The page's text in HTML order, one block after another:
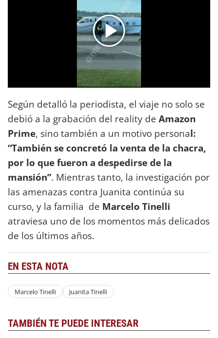
Según detalló la periodista, el viaje no solo se
debió a la grabación del reality de Amazon
Prime, sino también a un motivo personal:
“También se concretó la venta de la chacra,
por lo que fueron a despedirse de la
mansión”. Mientras tanto, la investigación por
las amenazas contra Juanita continúa su
curso, y la familia de Marcelo Tinelli
atraviesa uno de los momentos más delicados
de los últimos años.
EN ESTA NOTA
Marcelo Tinelli Juanita Tinelli
TAMBIÉN TE PUEDE INTERESAR